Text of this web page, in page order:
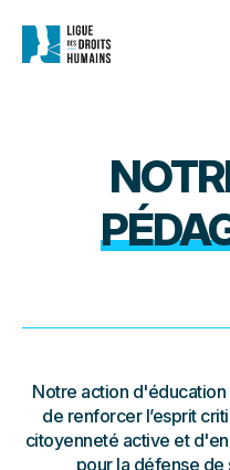
Notre action
de renforcer l’esprit
citoyenneté active et
pour la défense de